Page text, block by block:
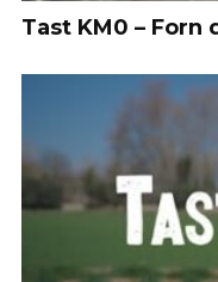
Tast KM0 – Forn